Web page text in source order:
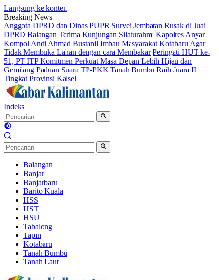
Langsung ke konten
Breaking News
Anggota DPRD dan Dinas PUPR Survei Jembatan Rusak di Juai
DPRD Balangan Terima Kunjungan Silaturahmi Kapolres Anyar
Kompol Andi Ahmad Bustanil Imbau Masyarakat Kotabaru Agar
Tidak Membuka Lahan dengan cara Membakar Peringati HUT ke-
51, PT ITP Komitmen Perkuat Masa Depan Lebih Hijau dan
Gemilang Paduan Suara TP-PKK Tanah Bumbu Raih Juara II
Tingkat Provinsi Kalsel
Indeks
Balangan
Banjar
Banjarbaru
Barito Kuala
HSS
HST
HSU
Tabalong
Tapin
Kotabaru
Tanah Bumbu
Tanah Laut